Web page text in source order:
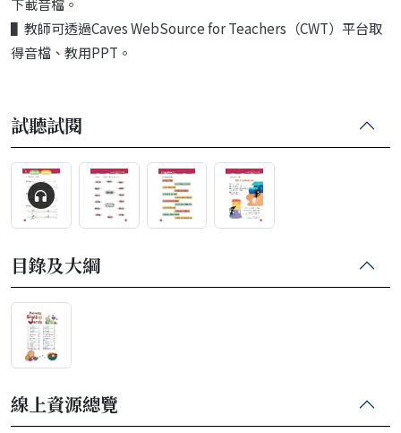
下載音檔。
▌教師可透過Caves WebSource for Teachers（CWT）平台取
得音檔、教用PPT。
試聽試閱
目錄及大綱
線上資源總覽